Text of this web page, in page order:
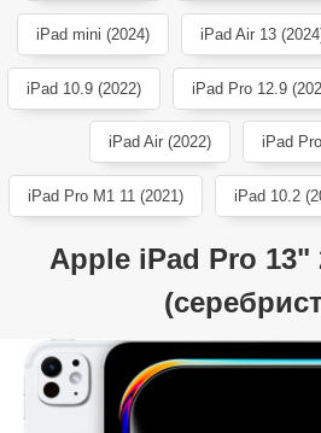
iPad mini (2024) iPad Air 13
iPad 10.9 (2022) iPad Pro 12.9
iPad Air (2022) iPad
iPad Pro M1 11 (2021) iPad 10.2
Apple iPad Pro 13"